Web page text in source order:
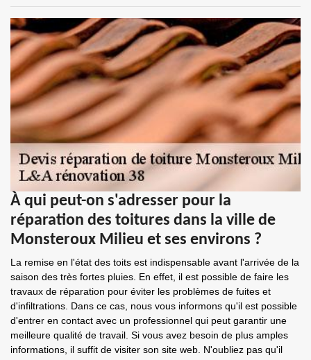
À qui peut-on s'adresser pour la
réparation des toitures dans la ville de
Monsteroux Milieu et ses environs ?
La remise en l'état des toits est indispensable avant l'arrivée de la
saison des très fortes pluies. En effet, il est possible de faire les
travaux de réparation pour éviter les problèmes de fuites et
d'infiltrations. Dans ce cas, nous vous informons qu'il est possible
d'entrer en contact avec un professionnel qui peut garantir une
meilleure qualité de travail. Si vous avez besoin de plus amples
informations, il suffit de visiter son site web. N'oubliez pas qu'il